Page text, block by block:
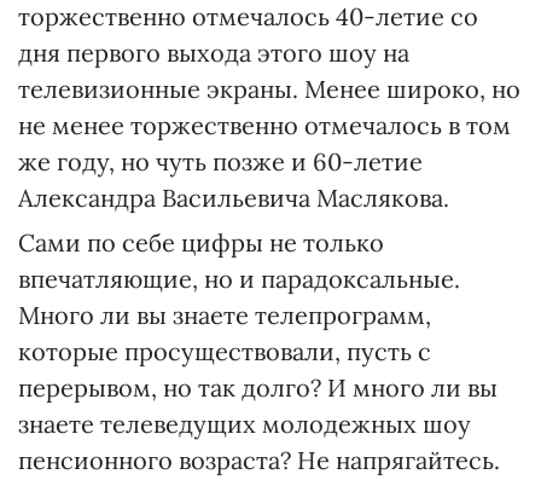
торжественно отмечалось 40-летие со
дня первого выхода этого шоу на
телевизионные экраны. Менее широко, но
не менее торжественно отмечалось в том
же году, но чуть позже и 60-летие
Александра Васильевича Маслякова.
Сами по себе цифры не только
впечатляющие, но и парадоксальные.
Много ли вы знаете телепрограмм,
которые просуществовали, пусть с
перерывом, но так долго? И много ли вы
знаете телеведущих молодежных шоу
пенсионного возраста? Не напрягайтесь.